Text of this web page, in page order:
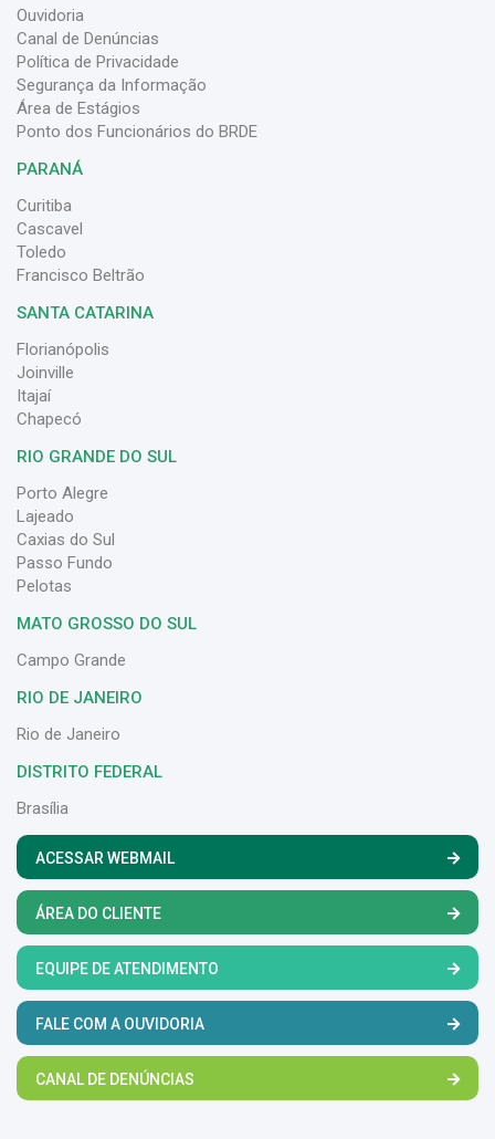
Ouvidoria
Canal de Denúncias
Política de Privacidade
Segurança da Informação
Área de Estágios
Ponto dos Funcionários do BRDE
PARANÁ
Curitiba
Cascavel
Toledo
Francisco Beltrão
SANTA CATARINA
Florianópolis
Joinville
Itajaí
Chapecó
RIO GRANDE DO SUL
Porto Alegre
Lajeado
Caxias do Sul
Passo Fundo
Pelotas
MATO GROSSO DO SUL
Campo Grande
RIO DE JANEIRO
Rio de Janeiro
DISTRITO FEDERAL
Brasília
ACESSAR WEBMAIL
ÁREA DO CLIENTE
EQUIPE DE ATENDIMENTO
FALE COM A OUVIDORIA
CANAL DE DENÚNCIAS